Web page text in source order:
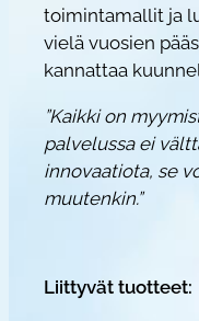
toimintamallit ja
vielä vuosien
kannattaa
”Kaikki on
palvelussa ei
innovaatiota, se
muutenkin.”
Liittyvät tuotteet: